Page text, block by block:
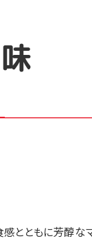
感とともに芳醇な